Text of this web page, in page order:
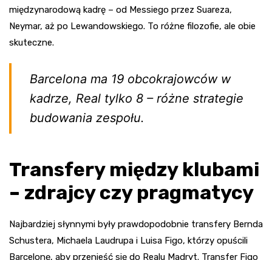
międzynarodową kadrę – od Messiego przez Suareza,
Neymar, aż po Lewandowskiego. To różne filozofie, ale obie
skuteczne.
Barcelona ma 19 obcokrajowców w
kadrze, Real tylko 8 – różne strategie
budowania zespołu.
Transfery między klubami
– zdrajcy czy pragmatycy
Najbardziej słynnymi były prawdopodobnie transfery Bernda
Schustera, Michaela Laudrupa i Luisa Figo, którzy opuścili
Barcelonę, aby przenieść się do Realu Madryt. Transfer Figo